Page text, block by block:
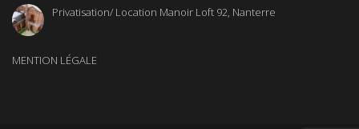
Privatisation/ Location Manoir Loft 92, Nanterre
MENTION LÉGALE